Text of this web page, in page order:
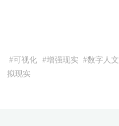
#可视化 #增强现实 #数字人文
拟现实